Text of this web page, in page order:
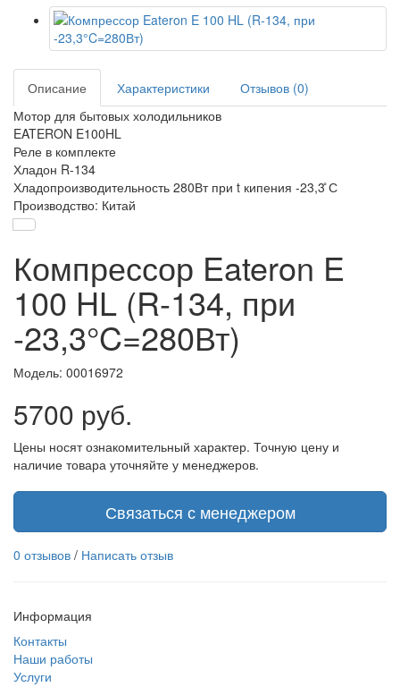
Описание Характеристики
Отзывов (0)
Мотор для бытовых холодильников
EATERON E100HL
Реле в комплекте
Хладон R-134
Хладопроизводительность 280Вт при t кипения -23,3 ̊С
Производство: Китай
Компрессор Eateron E
100 HL (R-134, при
-23,3°C=280Вт)
Модель: 00016972
5700 руб.
Цены носят ознакомительный характер. Точную цену и
наличие товара уточняйте у менеджеров.
Связаться с менеджером
0 отзывов / Написать отзыв
Информация
Контакты
Наши работы
Услуги